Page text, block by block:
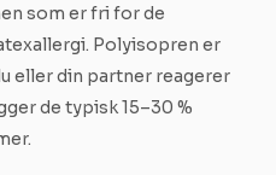
som er fri for de
Polyisopren er
eller din partner reagerer
de typisk 15–30 %